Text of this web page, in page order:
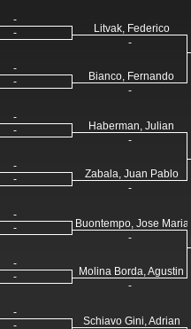
-
-
-
-
-
-
-
-
-
-
-
-
-
-
Litvak, Federico
-
Bianco, Fernando
-
Haberman, Julian
-
Zabala, Juan Pablo
-
Buontempo, Jose Maria
-
Molina Borda, Agustin
-
Schiavo Gini, Adrian